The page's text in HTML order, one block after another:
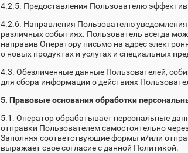
4.2.5. Предоставления Пользователю
4.2.6. Направления Пользователю
различных событиях. Пользователь всегда
направив Оператору письмо на адрес
о новых продуктах и услугах и специальных
4.3. Обезличенные данные Пользователей,
для сбора информации о действиях
5. Правовые основания обработки
5.1. Оператор обрабатывает персональные
отправки Пользователем самостоятельно
Заполняя соответствующие формы и/или
выражает свое согласие с данной Политикой.